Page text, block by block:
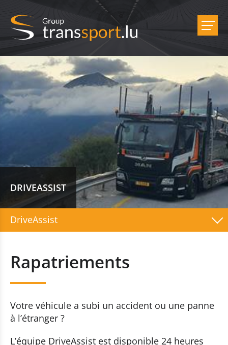
DRIVEASSIST
DriveAssist
Remorquage
Contactez-nous
Rapatriements
Votre véhicule a subi un accident ou une panne
à l’étranger ?
L’équipe DriveAssist est disponible 24 heures